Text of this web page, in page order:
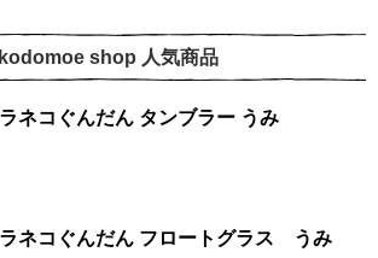
kodomoe shop 人気商品
ノラネコぐんだん タンブラー うみ
ノラネコぐんだん フロートグラス うみ